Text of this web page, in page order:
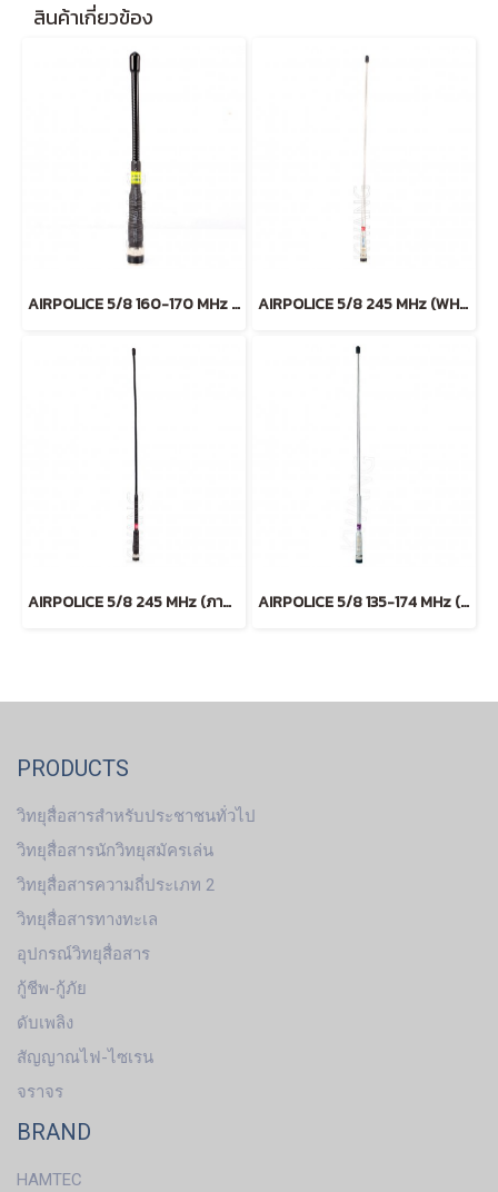
สินค้าเกี่ยวข้อง
AIRPOLICE 5/8 160-170 MHz สั้น (ฺBLACK) AIRPOLICE 5/8 245 MHz (WHITE)
AIRPOLICE 5/8 245 MHz (ภาคสนาม) AIRPOLICE 5/8 135-174 MHz (WHITE)
PRODUCTS
วิทยุสื่อสารสำหรับประชาชนทั่วไป
วิทยุสื่อสารนักวิทยุสมัครเล่น
วิทยุสื่อสารความถี่ประเภท 2
วิทยุสื่อสารทางทะเล
อุปกรณ์วิทยุสื่อสาร
กู้ชีพ-กู้ภัย
ดับเพลิง
สัญญาณไฟ-ไซเรน
จราจร
BRAND
HAMTEC